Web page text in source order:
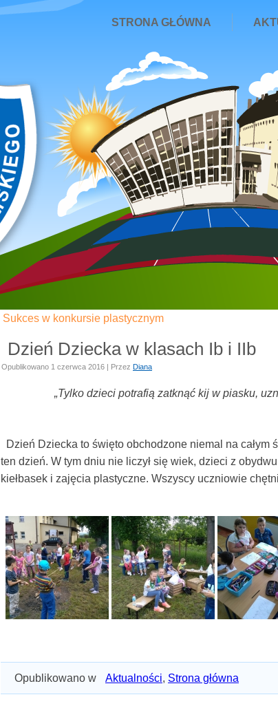
STRONA GŁÓWNA
Sukces w konkursie plastycznym
Dzień Dziecka w klasach Ib i IIb
Opublikowano 1 czerwca 2016 | Przez Diana
„Tylko dzieci potrafią zatknąć kij w piasku,
Dzień Dziecka to święto obchodzone niemal na
ten dzień. W tym dniu nie liczył się wiek, dzieci z
kiełbasek i zajęcia plastyczne. Wszyscy uczniowie
Opublikowano w Aktualności, Strona główna